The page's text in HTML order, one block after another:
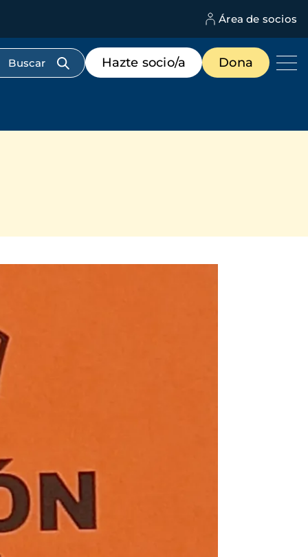
Área de socios
Menú
de
destacados
Hazte socio/a Dona